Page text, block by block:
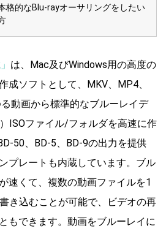
格的なBlu-rayオーサリングをしたい
は、Mac及びWindows用の高度の
成ソフトとして、MKV、MP4、
動画から標準的なブルーレイデ
ISOファイル/フォルダを高速に作
50、BD-5、BD-9の出力を提供
プレートも内蔵しています。ブル
速くて、複数の動画ファイルを1
き込むことが可能で、ビデオの再
もできます。動画をブルーレイに